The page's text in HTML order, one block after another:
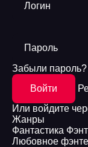
Логин
Пароль
Забыли пароль?
Войти
Или войдите
Жанры
Фантастика
Любовное